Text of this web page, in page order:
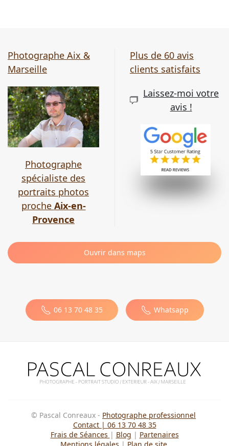
Photographe Aix &
Marseille
Photographe
spécialiste des
portraits photos
proche Aix-en-
Provence
Plus de 60 avis
clients satisfaits
Laissez-moi votre
avis !
Ouvrir dans maps
Cadolive
06 13 70 48 35 Whatsapp
© Pascal Conreaux - Photographe professionnel
Contact | 06 13 70 48 35
Frais de Séances | Blog | Partenaires